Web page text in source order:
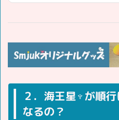
２．海王星♆が順
なるの？